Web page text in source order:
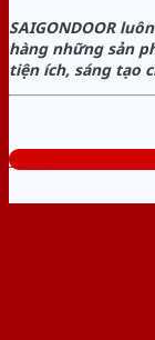
SAIGONDOOR
hàng những sản
tiện ích, sáng tạo